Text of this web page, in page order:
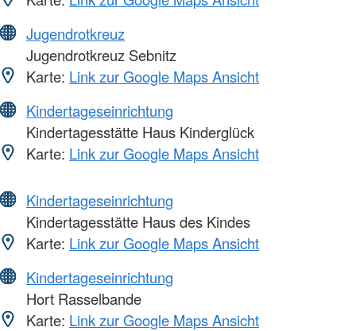
Jugendrotkreuz
Jugendrotkreuz Sebnitz
Karte: Link zur Google Maps Ansicht
Kindertageseinrichtung
Kindertagesstätte Haus Kinderglück
Karte: Link zur Google Maps Ansicht
Kindertageseinrichtung
Kindertagesstätte Haus des Kindes
Karte: Link zur Google Maps Ansicht
Kindertageseinrichtung
Hort Rasselbande
Karte: Link zur Google Maps Ansicht